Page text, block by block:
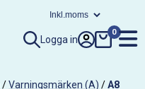
Logga in
0
/Varningsmärken (A) /A8